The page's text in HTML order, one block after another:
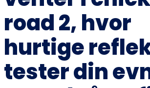
road 2, hvor
hurtige
tester din